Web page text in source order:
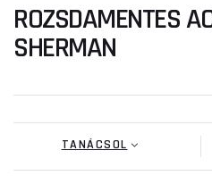
ROZSDAMENTES
SHERMAN
TANÁCSOL